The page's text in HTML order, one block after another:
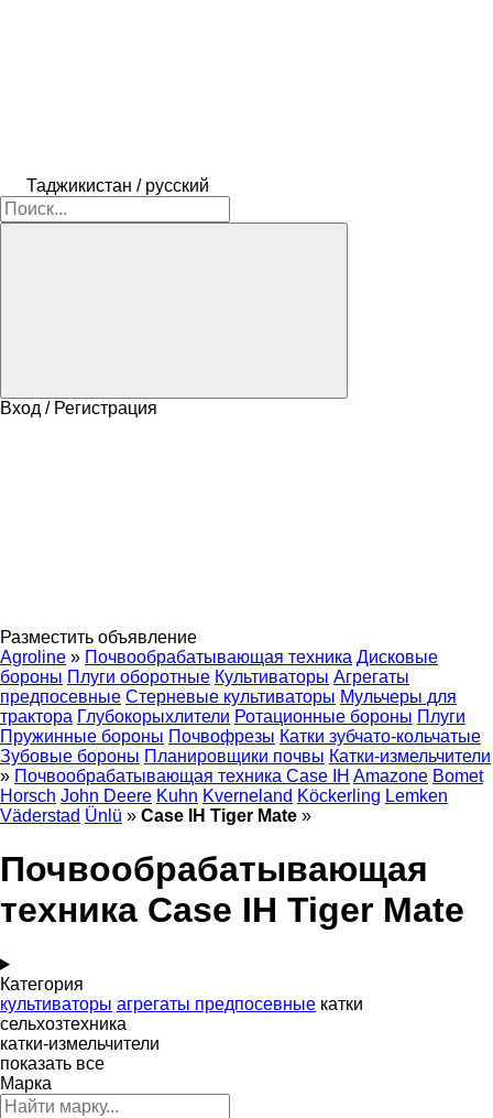
Таджикистан / русский
Вход / Регистрация
Разместить объявление
Agroline » Почвообрабатывающая техника Дисковые
бороны Плуги оборотные Культиваторы Агрегаты
предпосевные Стерневые культиваторы Мульчеры для
трактора Глубокорыхлители Ротационные бороны Плуги
Пружинные бороны Почвофрезы Катки зубчато-кольчатые
Зубовые бороны Планировщики почвы Катки-измельчители
» Почвообрабатывающая техника Case IH Amazone Bomet
Horsch John Deere Kuhn Kverneland Köckerling Lemken
Väderstad Ünlü » Case IH Tiger Mate »
Почвообрабатывающая
техника Case IH Tiger Mate
Категория
культиваторы агрегаты предпосевные катки
сельхозтехника
катки-измельчители
показать все
Марка